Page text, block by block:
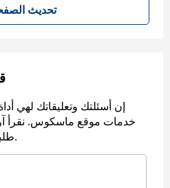
تحديث الصفحة
إن أسئلتك وتعليقاتك لهي
خدمات موقع ماسكوس. نقرأ
طلبكم في أسرع وقت ممكن.